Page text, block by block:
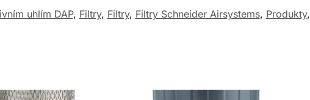
uhlím DAP, Filtry, Filtry, Filtry Schneider Airsystems, Produkty,